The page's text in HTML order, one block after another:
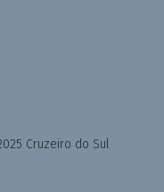
Cruzeiro do Sul